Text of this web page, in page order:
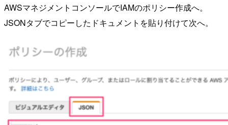
AWSマネジメントコンソールでIAMのポリシー作成へ。
JSONタブでコピーしたドキュメントを貼り付けて次へ。